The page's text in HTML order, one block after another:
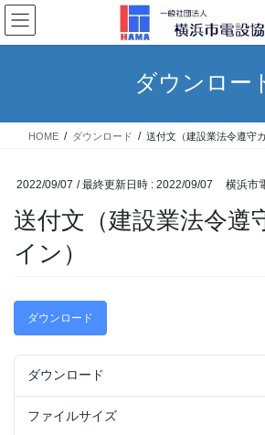
コ
ン
テ
ス
ナ
ビ
ゲ
ン
ダウンロー
HOME ダウンロード 送付文（建設業法令遵守
2022/09/07 / 最終更新日時 : 2022/09/07 横浜市
送付文（建設業法令遵
イン）
ダウンロード
ダウンロード
ファイルサイズ